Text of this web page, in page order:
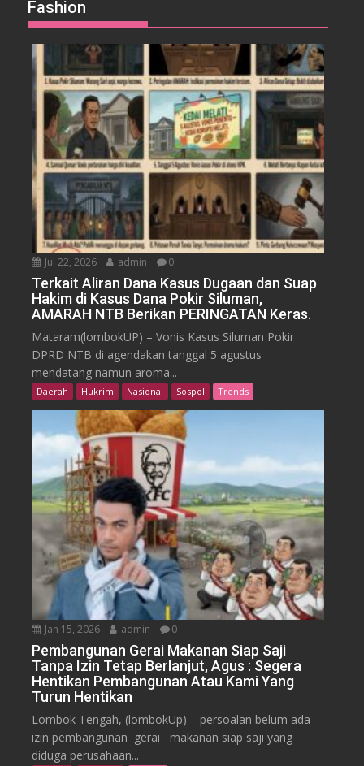
Fashion
Jul 22, 2026 admin 0
Terkait Aliran Dana Kasus Dugaan dan Suap
Hakim di Kasus Dana Pokir Siluman,
AMARAH NTB Berikan PERINGATAN Keras.
Mataram(lombokUP) – Vonis Kasus Siluman Pokir
DPRD NTB di agendakan tanggal 5 agustus
mendatang namun aroma...
Daerah Hukrim Nasional Sospol Trends
Jan 15, 2026 admin 0
Pembangunan Gerai Makanan Siap Saji
Tanpa Izin Tetap Berlanjut, Agus : Segera
Hentikan Pembangunan Atau Kami Yang
Turun Hentikan
Lombok Tengah, (lombokUp) – persoalan belum ada
izin pembangunan gerai makanan siap saji yang
diduga perusahaan...